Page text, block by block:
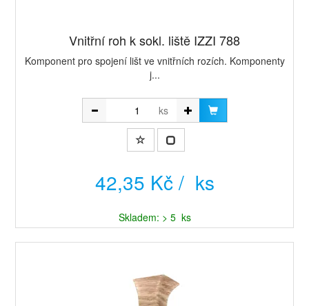
Vnitřní roh k sokl. liště IZZI 788
Komponent pro spojení lišt ve vnitřních rozích. Komponenty
j...
ks
42,35 Kč / ks
Skladem: > 5 ks